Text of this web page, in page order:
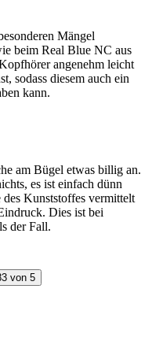
Mängel
beim Real Blue NC aus
angenehm leicht
sodass diesem auch ein
kann.
am Bügel etwas billig an.
es ist einfach dünn
Kunststoffes vermittelt
Dies ist bei
der Fall.
von 5